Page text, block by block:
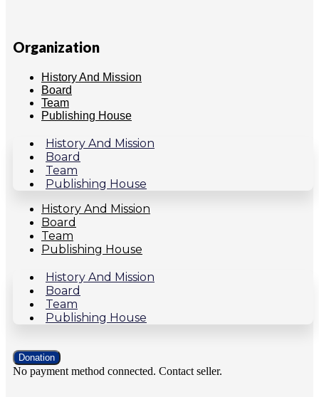
Organization
History And Mission
Board
Team
Publishing House
History And Mission
Board
Team
Publishing House
History And Mission
Board
Team
Publishing House
History And Mission
Board
Team
Publishing House
Donation
No payment method connected. Contact seller.